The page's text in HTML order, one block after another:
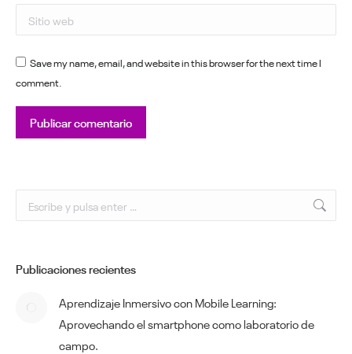
Sitio web
Save my name, email, and website in this browser for the next time I
comment.
Publicar comentario
Buscar:
Publicaciones recientes
Aprendizaje Inmersivo con Mobile Learning:
Aprovechando el smartphone como laboratorio de
campo.